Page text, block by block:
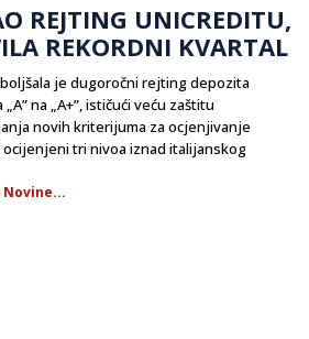
REJTING UNICREDITU,
REKORDNI KVARTAL
je dugoročni rejting depozita
na „A+”, ističući veću zaštitu
novih kriterijuma za ocjenjivanje
ocijenjeni tri nivoa iznad italijanskog